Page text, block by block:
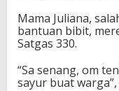
Mama Juliana,
bantuan bibit,
Satgas 330.
“Sa senang, om
sayur buat